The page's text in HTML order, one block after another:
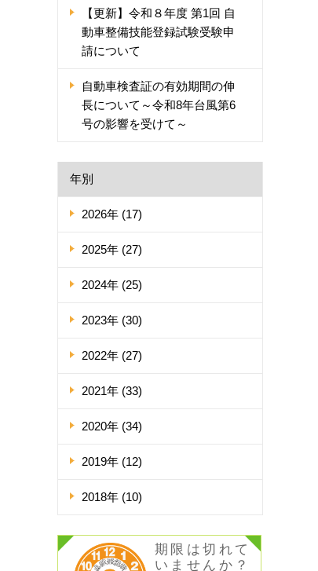
【更新】令和８年度 第1回 自
動車整備技能登録試験受験申
請について
自動車検査証の有効期間の伸
長について～令和8年台風第6
号の影響を受けて～
年別
2026年 (17)
2025年 (27)
2024年 (25)
2023年 (30)
2022年 (27)
2021年 (33)
2020年 (34)
2019年 (12)
2018年 (10)
期限は切れて
いませんか？